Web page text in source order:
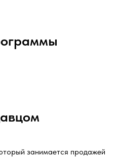
занимается продажей